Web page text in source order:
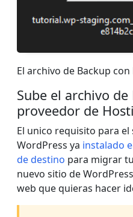
El archivo de Backup
Sube el archivo
proveedor de
El unico requisito para
WordPress ya instalado
de destino para migrar
nuevo sitio de
web que quieras hacer